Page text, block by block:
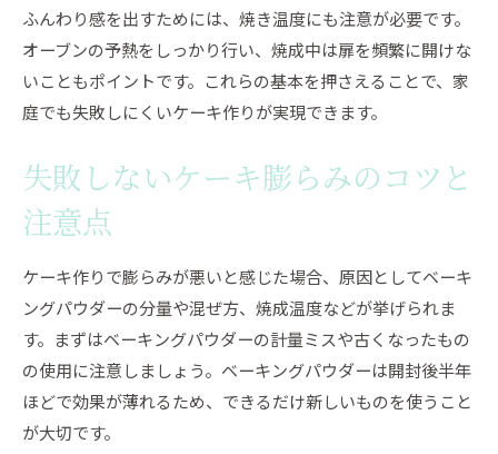
法
ふんわり食感を出すための配合バランス
代用品比較で選ぶケーキの膨張剤
ケーキ用ベーキングパウダー代用品の特徴比較
重曹・ホットケーキミックスの膨らみ力の違い
ヨーグルトや炭酸水で作るケーキの味と食感
ドライイーストのケーキ膨張力と風味への影響
ベーキングパウダーなしケーキの膨らみを比較
検証
ベーキングパウダー適量の見極め方法
ケーキに最適なベーキングパウダーの量とは
小麦粉の2％がケーキ膨らみの黄金比
ベーキングパウダー入れすぎの失敗と対策
ふんわり感を出すためには、焼き温度にも注意が必要です。
オーブンの予熱をしっかり行い、焼成中は扉を頻繁に開けな
いこともポイントです。これらの基本を押さえることで、家
庭でも失敗しにくいケーキ作りが実現できます。
失敗しないケーキ膨らみのコツと
注意点
ケーキ作りで膨らみが悪いと感じた場合、原因としてベーキ
ングパウダーの分量や混ぜ方、焼成温度などが挙げられま
す。まずはベーキングパウダーの計量ミスや古くなったもの
の使用に注意しましょう。ベーキングパウダーは開封後半年
ほどで効果が薄れるため、できるだけ新しいものを使うこと
が大切です。